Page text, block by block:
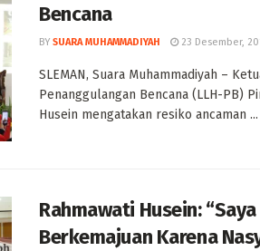
Bencana
BY SUARA MUHAMMADIYAH 23 Desember,
SLEMAN, Suara Muhammadiyah –
Penanggulangan Bencana (LLH-PB)
Husein mengatakan resiko ancaman ...
Rahmawati Husein:
Berkemajuan Karena